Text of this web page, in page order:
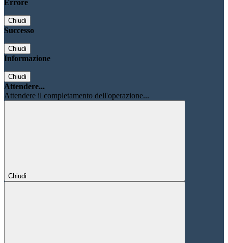
Errore
Chiudi
Successo
Chiudi
Informazione
Chiudi
Attendere...
Attendere il completamento dell'operazione...
Chiudi